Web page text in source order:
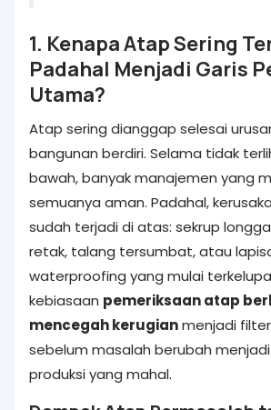
1. Kenapa Atap Sering
Padahal Menjadi Garis
Utama?
Atap sering dianggap selesai
bangunan berdiri. Selama tidak
bawah, banyak manajemen yang
semuanya aman. Padahal,
sudah terjadi di atas: sekrup
retak, talang tersumbat, atau
waterproofing yang mulai
kebiasaan pemeriksaan atap
mencegah kerugianmenjadi
sebelum masalah berubah
produksi yang mahal.